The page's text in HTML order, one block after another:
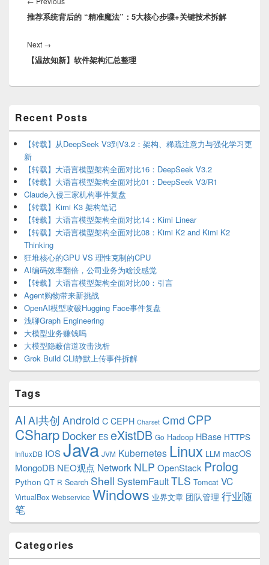
post:
推荐系统背后的 “精准魔法”：5大核心步骤+关键技术拆解
Next →
post:
【温故知新】软件架构汇总整理
Sidebar
Widget
Area
Recent Posts
【转载】从DeepSeek V3到V3.2：架构、稀疏注意力与强化学习更
新
【转载】大语言模型架构全面对比16：DeepSeek V3.2
【转载】大语言模型架构全面对比01：DeepSeek V3/R1
Claude入侵三家机构事件复盘
【转载】Kimi K3 架构笔记
【转载】大语言模型架构全面对比14：Kimi Linear
【转载】大语言模型架构全面对比08：Kimi K2 and Kimi K2
Thinking
狂堆核心的GPU VS 理性克制的CPU
AI编码效率翻倍，公司业务为啥没感觉
【转载】大语言模型架构全面对比00：引言
Agent购物带来新挑战
OpenAI模型攻破Hugging Face事件复盘
浅聊Graph Engineering
大模型业务赚钱吗
大模型隐蔽信道攻击浅析
Grok Build CLI静默上传事件拆解
Tags
AI AI共创 Android C CEPH Charset Cmd CPP
CSharpDocker ES eXistDB Go Hadoop HBase HTTPS
InfluxDB IOSJava JVM Kubernetes Linux LLM macOS
MongoDB NEO观点 Network NLP OpenStack Prolog
Python QT R Search Shell SystemFaultTLS Tomcat VC
VirtualBox Webservice Windows 业界文章 团队管理 行业随
笔
Categories